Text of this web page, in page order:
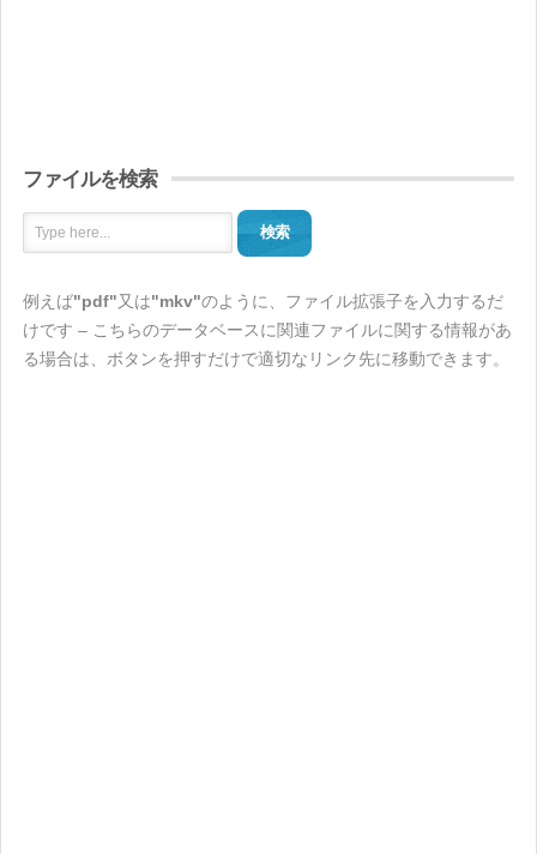
ファイルを検索
検索
例えば"pdf"又は"mkv"のように、ファイル拡張子を入力するだ
けです – こちらのデータベースに関連ファイルに関する情報があ
る場合は、ボタンを押すだけで適切なリンク先に移動できます。